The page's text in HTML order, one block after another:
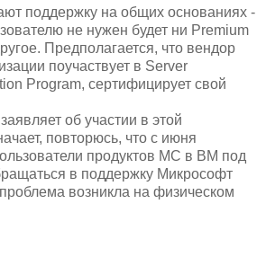
поддержку на общих основаниях -
не нужен будет ни Premium
Предполагается, что вендор
поучаствует в Server
Program, сертифицирует свой
об участии в этой
повторюсь, что с июня
продуктов МС в ВМ под
в поддержку Микрософт
возникла на физическом